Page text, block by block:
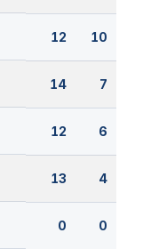
12 10
14 7
12 6
13 4
0 0